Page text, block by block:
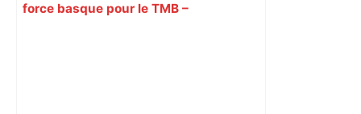
force basque pour le TMB –